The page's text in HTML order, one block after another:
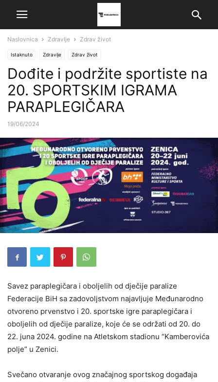
Naslovnica Zdravlje Zdrav život
Istaknuto Zdravlje Zdrav život
Dođite i podržite sportiste na
20. SPORTSKIM IGRAMA
PARAPLEGIČARA
19/06/2024
Savez paraplegičara i oboljelih od dječije paralize
Federacije BiH sa zadovoljstvom najavljuje Međunarodno
otvoreno prvenstvo i 20. sportske igre paraplegičara i
oboljelih od dječije paralize, koje će se održati od 20. do
22. juna 2024. godine na Atletskom stadionu “Kamberovića
polje” u Zenici.
Svečano otvaranje ovog značajnog sportskog događaja